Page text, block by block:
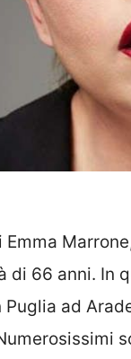
di 66 anni. In
ad